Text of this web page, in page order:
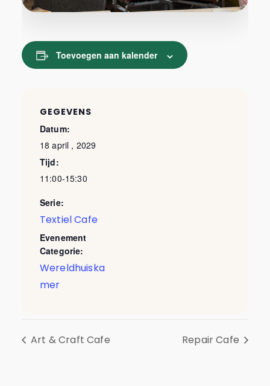
Toevoegen aan kalender
GEGEVENS
Datum:
18 april , 2029
Tijd:
11:00-15:30
Serie:
Textiel Cafe
Evenement
Categorie:
Wereldhuiska
mer
Art & Craft Cafe Repair Cafe